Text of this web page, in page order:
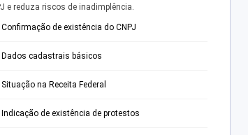
e reduza riscos de inadimplência.
Confirmação de existência do CNPJ
Dados cadastrais básicos
Situação na Receita Federal
Indicação de existência de protestos